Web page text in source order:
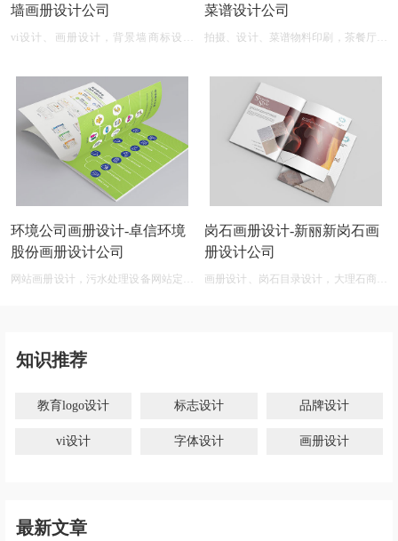
墙画册设计公司
vi设计、画册设计，背景墙商标设计
菜谱设计公司
拍摄、设计、菜谱物料印刷，茶餐厅菜
环境公司画册设计-卓信环境
股份画册设计公司
网站画册设计，污水处理设备网站定制
岗石画册设计-新丽新岗石画
册设计公司
画册设计、岗石目录设计，大理石商标
知识推荐
教育logo设计 标志设计 品牌设计
vi设计 字体设计 画册设计
最新文章